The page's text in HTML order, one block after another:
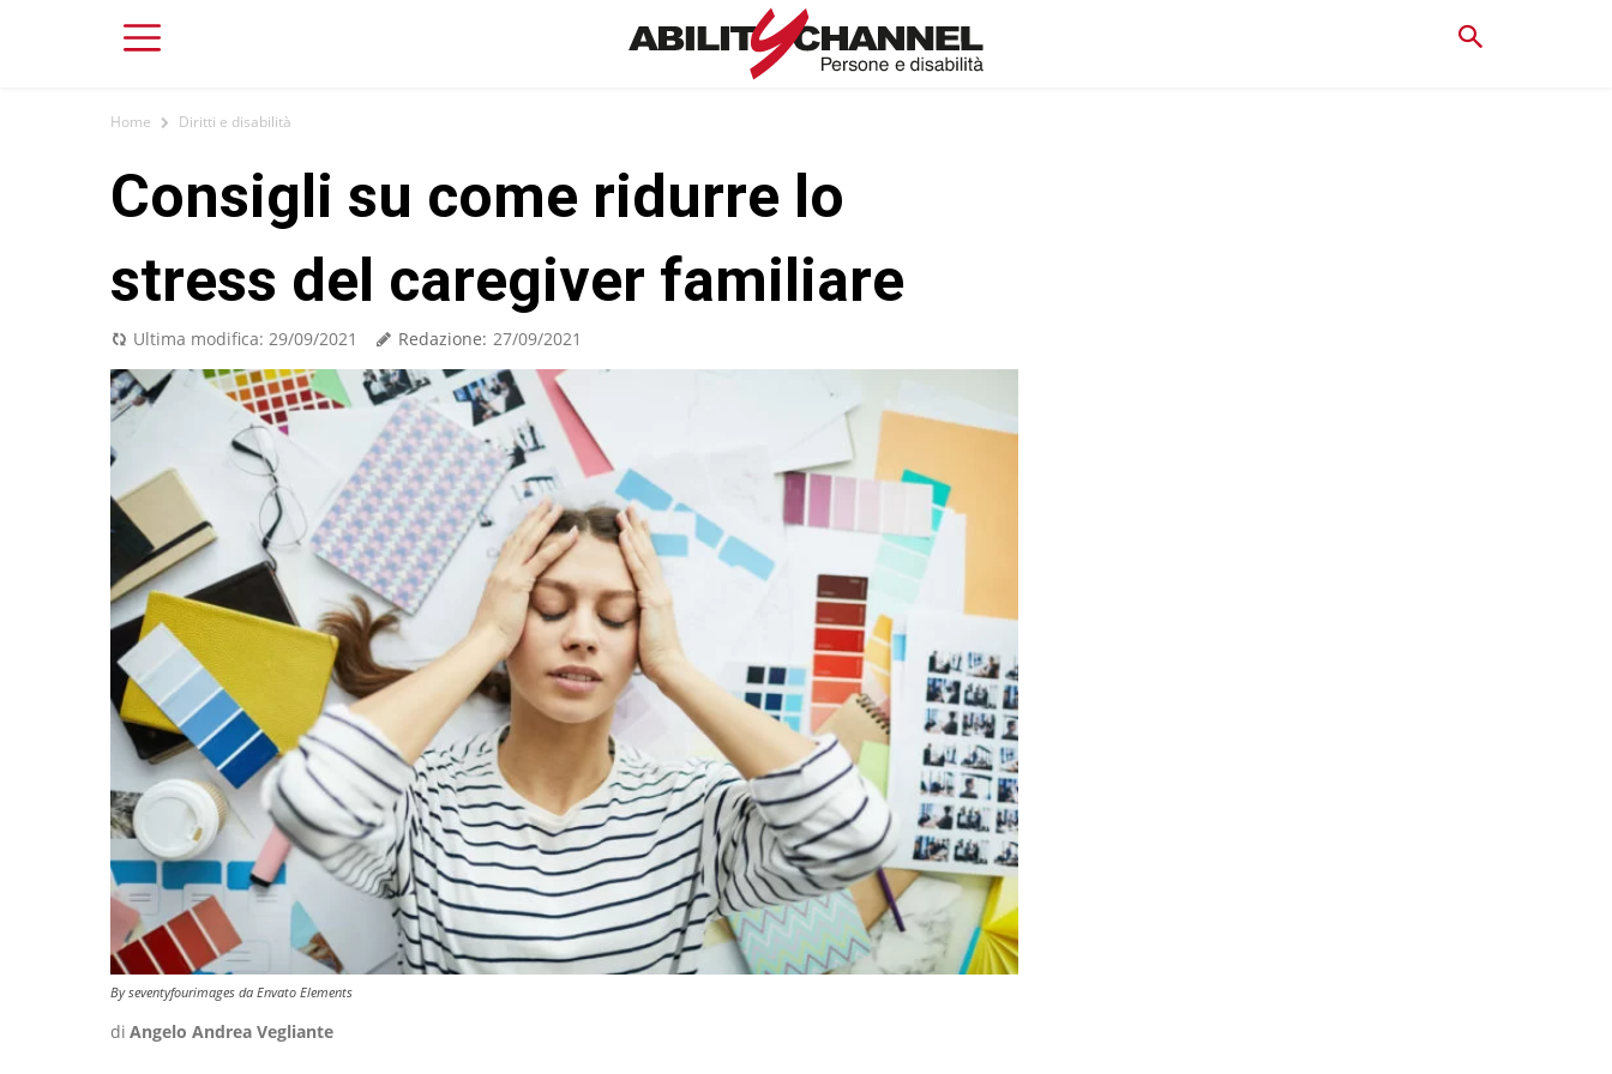
Home Diritti e disabilità
Consigli su come ridurre lo
stress del caregiver familiare
Ultima modifica: 29/09/2021 Redazione: 27/09/2021
By seventyfourimages da Envato Elements
di Angelo Andrea Vegliante